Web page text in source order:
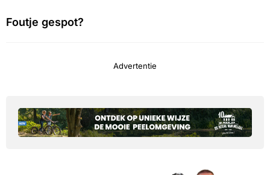
Foutje gespot?
Advertentie